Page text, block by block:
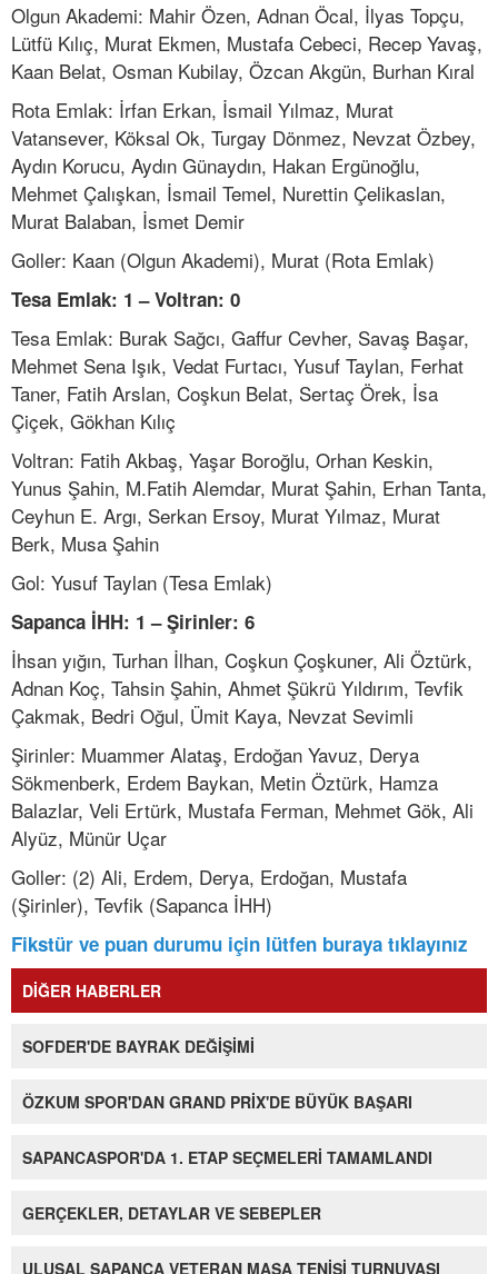
Olgun Akademi: Mahir Özen, Adnan Öcal, İlyas Topçu,
Lütfü Kılıç, Murat Ekmen, Mustafa Cebeci, Recep Yavaş,
Kaan Belat, Osman Kubilay, Özcan Akgün, Burhan Kıral
Rota Emlak: İrfan Erkan, İsmail Yılmaz, Murat
Vatansever, Köksal Ok, Turgay Dönmez, Nevzat Özbey,
Aydın Korucu, Aydın Günaydın, Hakan Ergünoğlu,
Mehmet Çalışkan, İsmail Temel, Nurettin Çelikaslan,
Murat Balaban, İsmet Demir
Goller: Kaan (Olgun Akademi), Murat (Rota Emlak)
Tesa Emlak: 1 – Voltran: 0
Tesa Emlak: Burak Sağcı, Gaffur Cevher, Savaş Başar,
Mehmet Sena Işık, Vedat Furtacı, Yusuf Taylan, Ferhat
Taner, Fatih Arslan, Coşkun Belat, Sertaç Örek, İsa
Çiçek, Gökhan Kılıç
Voltran: Fatih Akbaş, Yaşar Boroğlu, Orhan Keskin,
Yunus Şahin, M.Fatih Alemdar, Murat Şahin, Erhan Tanta,
Ceyhun E. Argı, Serkan Ersoy, Murat Yılmaz, Murat
Berk, Musa Şahin
Gol: Yusuf Taylan (Tesa Emlak)
Sapanca İHH: 1 – Şirinler: 6
İhsan yığın, Turhan İlhan, Coşkun Çoşkuner, Ali Öztürk,
Adnan Koç, Tahsin Şahin, Ahmet Şükrü Yıldırım, Tevfik
Çakmak, Bedri Oğul, Ümit Kaya, Nevzat Sevimli
Şirinler: Muammer Alataş, Erdoğan Yavuz, Derya
Sökmenberk, Erdem Baykan, Metin Öztürk, Hamza
Balazlar, Veli Ertürk, Mustafa Ferman, Mehmet Gök, Ali
Alyüz, Münür Uçar
Goller: (2) Ali, Erdem, Derya, Erdoğan, Mustafa
(Şirinler), Tevfik (Sapanca İHH)
Fikstür ve puan durumu için lütfen buraya tıklayınız
DİĞER HABERLER
SOFDER'DE BAYRAK DEĞİŞİMİ
ÖZKUM SPOR'DAN GRAND PRİX'DE BÜYÜK BAŞARI
SAPANCASPOR'DA 1. ETAP SEÇMELERİ TAMAMLANDI
GERÇEKLER, DETAYLAR VE SEBEPLER
ULUSAL SAPANCA VETERAN MASA TENİSİ TURNUVASI